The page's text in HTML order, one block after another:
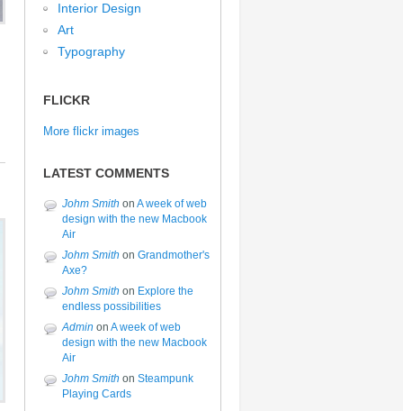
Interior Design
Art
Typography
FLICKR
More flickr images
LATEST COMMENTS
Johm Smith on A week of web
design with the new Macbook
Air
Johm Smith on Grandmother's
Axe?
Johm Smith on Explore the
endless possibilities
Admin on A week of web
design with the new Macbook
Air
Johm Smith on Steampunk
Playing Cards